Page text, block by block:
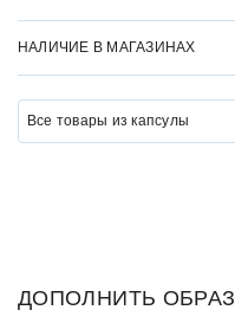
НАЛИЧИЕ В МАГАЗИНАХ
Все товары из капсулы
ДОПОЛНИТЬ ОБРАЗ